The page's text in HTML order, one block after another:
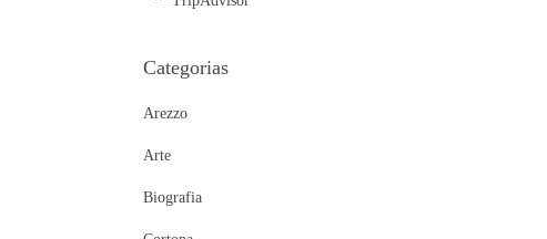
Categorias
Arezzo
Arte
Biografia